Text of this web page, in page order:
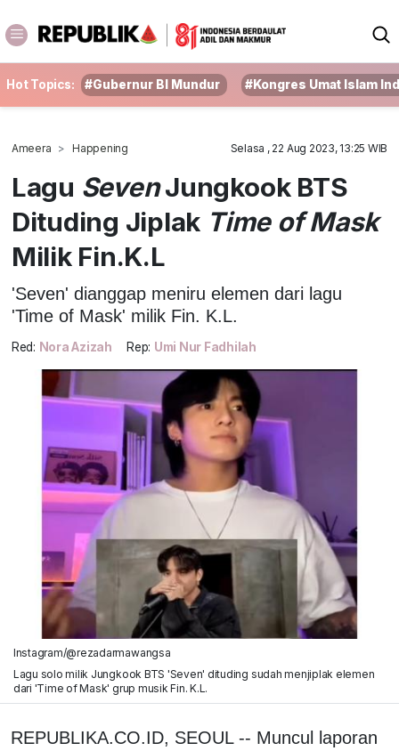
Hot Topics: #Gubernur BI Mundur #Kongres Umat Islam
Ameera Happening Selasa , 22 Aug 2023, 13:25 WIB
Lagu SevenJungkook BTS
Dituding Jiplak Time of Mask
Milik Fin.K.L
'Seven' dianggap meniru elemen dari lagu
'Time of Mask' milik Fin. K.L.
Red: Nora Azizah Rep: Umi Nur Fadhilah
Instagram/@rezadarmawangsa
Lagu solo milik Jungkook BTS 'Seven' dituding sudah menjiplak elemen
dari 'Time of Mask' grup musik Fin. K.L.
REPUBLIKA.CO.ID, SEOUL -- Muncul laporan